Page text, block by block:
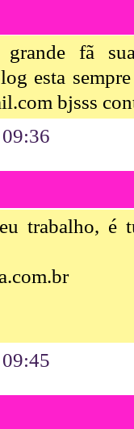
fã
esta
bjsss
trabalho, é